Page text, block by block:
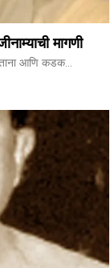
मागणी
आणि कडक...